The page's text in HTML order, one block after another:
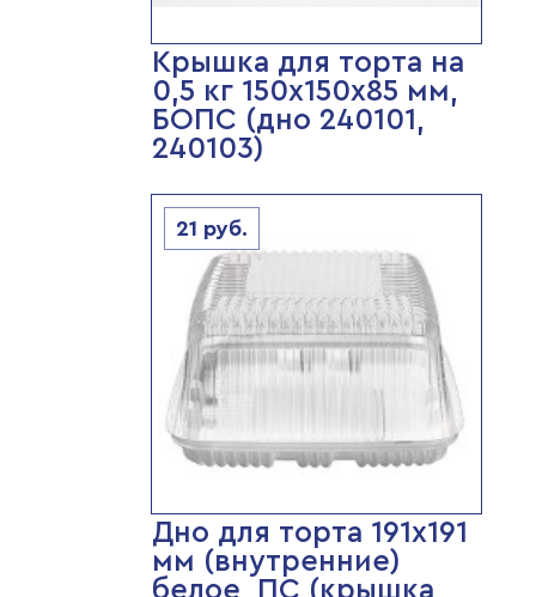
Крышка для торта на
0,5 кг 150х150х85 мм,
БОПС (дно 240101,
240103)
21 руб.
Дно для торта 191х191
мм (внутренние)
белое, ПС (крышка